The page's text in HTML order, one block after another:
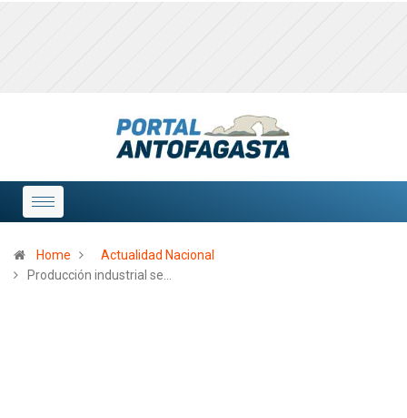
Home
Actualidad Nacional
Producción industrial se…